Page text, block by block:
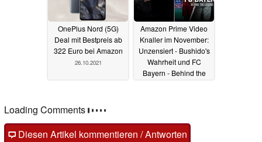
OnePlus Nord (5G)
Deal mit Bestpreis ab
322 Euro bei Amazon
26.10.2021
Amazon Prime Video
Knaller im November:
Unzensiert - Bushido's
Wahrheit und FC
Bayern - Behind the
Loading Comments
Diesen Artikel kommentieren / Antworten